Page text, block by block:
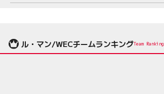
ル・マン/WECチームランキングTeam Ranking